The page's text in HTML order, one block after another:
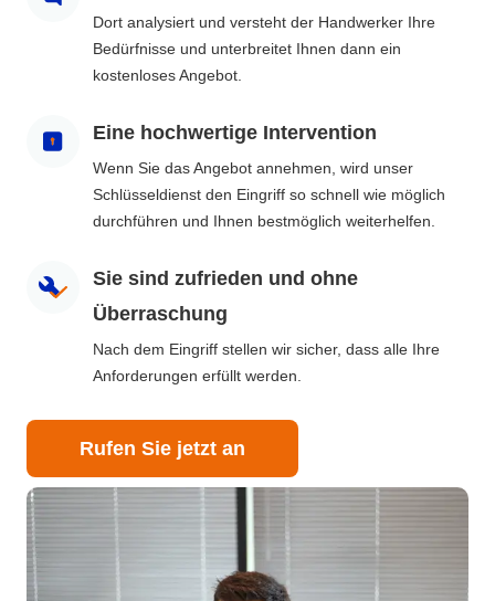
Dort analysiert und versteht der Handwerker Ihre
Bedürfnisse und unterbreitet Ihnen dann ein
kostenloses Angebot.
Eine hochwertige Intervention
Wenn Sie das Angebot annehmen, wird unser
Schlüsseldienst den Eingriff so schnell wie möglich
durchführen und Ihnen bestmöglich weiterhelfen.
Sie sind zufrieden und ohne
Überraschung
Nach dem Eingriff stellen wir sicher, dass alle Ihre
Anforderungen erfüllt werden.
Rufen Sie jetzt an